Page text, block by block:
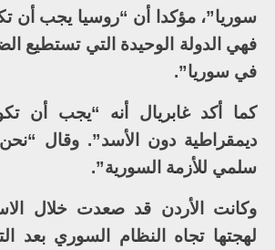
سوريا”، مؤكدا أن “روسيا يجب أن
فهي الدولة الوحيدة التي تستطيع
في سوريا”.
كما أكد غابريال أنه “يجب أن
ديمقراطية دون الأسد”. وقال
سلمي للأزمة السورية”.
وكانت الأردن قد صعدت خلال
لهجتها تجاه النظام السوري بعد